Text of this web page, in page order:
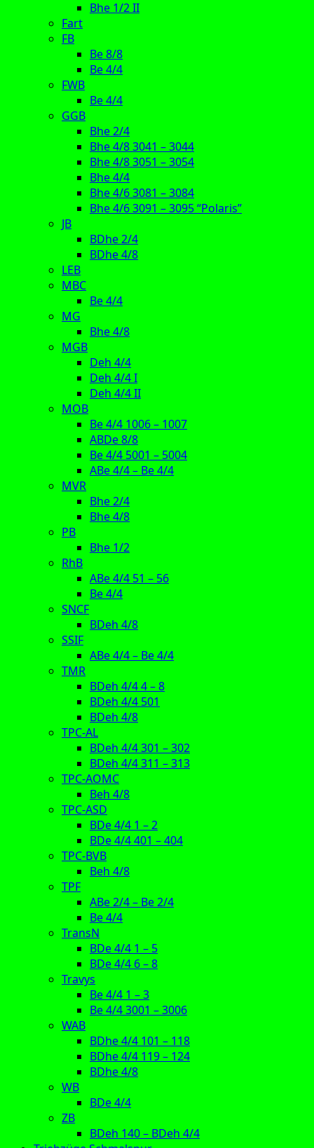
Bhe 1/2 II
Fart
FB
Be 8/8
Be 4/4
FWB
Be 4/4
GGB
Bhe 2/4
Bhe 4/8 3041 – 3044
Bhe 4/8 3051 – 3054
Bhe 4/4
Bhe 4/6 3081 – 3084
Bhe 4/6 3091 – 3095 “Polaris”
JB
BDhe 2/4
BDhe 4/8
LEB
MBC
Be 4/4
MG
Bhe 4/8
MGB
Deh 4/4
Deh 4/4 I
Deh 4/4 II
MOB
Be 4/4 1006 – 1007
ABDe 8/8
Be 4/4 5001 – 5004
ABe 4/4 – Be 4/4
MVR
Bhe 2/4
Bhe 4/8
PB
Bhe 1/2
RhB
ABe 4/4 51 – 56
Be 4/4
SNCF
BDeh 4/8
SSIF
ABe 4/4 – Be 4/4
TMR
BDeh 4/4 4 – 8
BDeh 4/4 501
BDeh 4/8
TPC-AL
BDeh 4/4 301 – 302
BDeh 4/4 311 – 313
TPC-AOMC
Beh 4/8
TPC-ASD
BDe 4/4 1 – 2
BDe 4/4 401 – 404
TPC-BVB
Beh 4/8
TPF
ABe 2/4 – Be 2/4
Be 4/4
TransN
BDe 4/4 1 – 5
BDe 4/4 6 – 8
Travys
Be 4/4 1 – 3
Be 4/4 3001 – 3006
WAB
BDhe 4/4 101 – 118
BDhe 4/4 119 – 124
BDhe 4/8
WB
BDe 4/4
ZB
BDeh 140 – BDeh 4/4